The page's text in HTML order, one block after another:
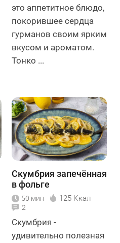
это аппетитное блюдо,
покорившее сердца
гурманов своим ярким
вкусом и ароматом.
Тонко ...
Скумбрия запечённая
в фольге
50 мин 125 Ккал
2
Скумбрия -
удивительно полезная